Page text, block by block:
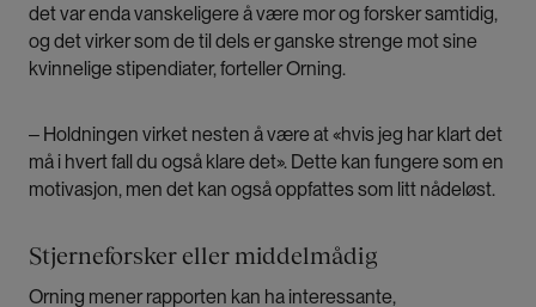
det var enda vanskeligere å være mor og forsker samtidig,
og det virker som de til dels er ganske strenge mot sine
kvinnelige stipendiater, forteller Orning.
‒ Holdningen virket nesten å være at «hvis jeg har klart det
må i hvert fall du også klare det». Dette kan fungere som en
motivasjon, men det kan også oppfattes som litt nådeløst.
Stjerneforsker eller middelmådig
Orning mener rapporten kan ha interessante,